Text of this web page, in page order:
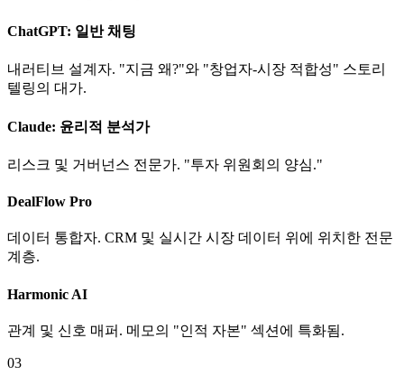
ChatGPT: 일반 채팅
내러티브 설계자. "지금 왜?"와 "창업자-시장 적합성" 스토리
텔링의 대가.
Claude: 윤리적 분석가
리스크 및 거버넌스 전문가. "투자 위원회의 양심."
DealFlow Pro
데이터 통합자. CRM 및 실시간 시장 데이터 위에 위치한 전문
계층.
Harmonic AI
관계 및 신호 매퍼. 메모의 "인적 자본" 섹션에 특화됨.
03